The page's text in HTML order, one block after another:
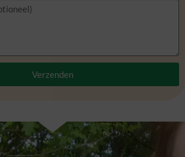
Verzenden